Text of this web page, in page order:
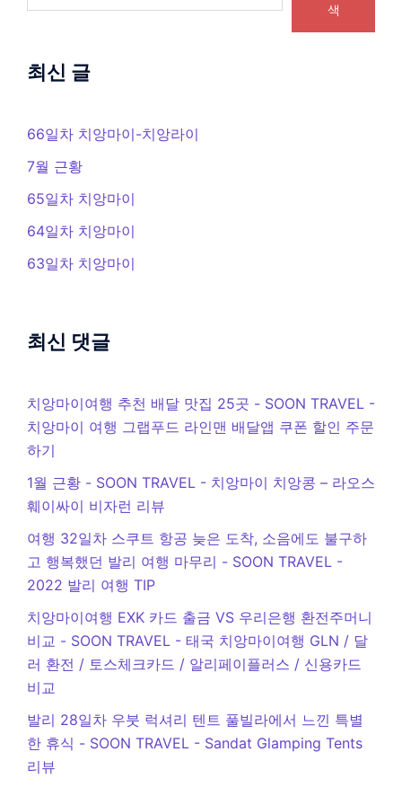
색
최신 글
66일차 치앙마이-치앙라이
7월 근황
65일차 치앙마이
64일차 치앙마이
63일차 치앙마이
최신 댓글
치앙마이여행 추천 배달 맛집 25곳 - SOON TRAVEL -
치앙마이 여행 그랩푸드 라인맨 배달앱 쿠폰 할인 주문
하기
1월 근황 - SOON TRAVEL - 치앙마이 치앙콩 – 라오스
훼이싸이 비자런 리뷰
여행 32일차 스쿠트 항공 늦은 도착, 소음에도 불구하
고 행복했던 발리 여행 마무리 - SOON TRAVEL -
2022 발리 여행 TIP
치앙마이여행 EXK 카드 출금 VS 우리은행 환전주머니
비교 - SOON TRAVEL - 태국 치앙마이여행 GLN / 달
러 환전 / 토스체크카드 / 알리페이플러스 / 신용카드
비교
발리 28일차 우붓 럭셔리 텐트 풀빌라에서 느낀 특별
한 휴식 - SOON TRAVEL - Sandat Glamping Tents
리뷰